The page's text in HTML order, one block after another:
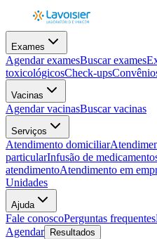
Exames
Agendar examesBuscar exames
toxicológicosCheck-ups
Vacinas
Agendar vacinasBuscar vacinas
Serviços
Atendimento domiciliar
particularInfusão de
atendimentoAtendimento em
Unidades
Ajuda
Fale conoscoPerguntas frequentes
Agendar
Resultados